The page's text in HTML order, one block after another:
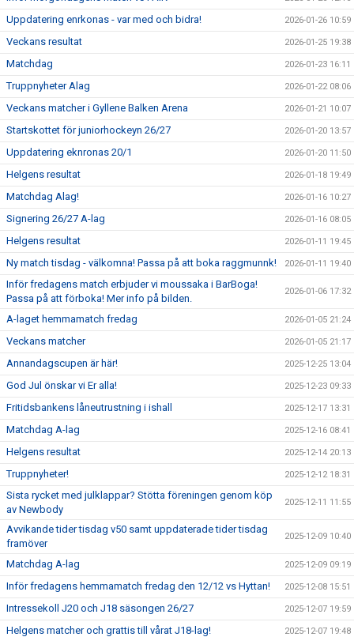
Uppdatering enrkonas - var med och bidra! 2026-01-26 10:59
Veckans resultat 2026-01-25 19:38
Matchdag 2026-01-23 16:11
Truppnyheter Alag 2026-01-22 08:06
Veckans matcher i Gyllene Balken Arena 2026-01-21 10:07
Startskottet för juniorhockeyn 26/27 2026-01-20 13:57
Uppdatering eknronas 20/1 2026-01-20 11:50
Helgens resultat 2026-01-18 19:49
Matchdag Alag! 2026-01-16 10:27
Signering 26/27 A-lag 2026-01-16 08:05
Helgens resultat 2026-01-11 19:45
Ny match tisdag - välkomna! Passa på att boka raggmunnk! 2026-01-11 19:40
Inför fredagens match erbjuder vi moussaka i BarBoga!
Passa på att förboka! Mer info på bilden.
2026-01-06 17:32
A-laget hemmamatch fredag 2026-01-05 21:24
Veckans matcher 2026-01-05 21:17
Annandagscupen är här! 2025-12-25 13:04
God Jul önskar vi Er alla! 2025-12-23 09:33
Fritidsbankens låneutrustning i ishall 2025-12-17 13:31
Matchdag A-lag 2025-12-16 08:41
Helgens resultat 2025-12-14 20:13
Truppnyheter! 2025-12-12 18:31
Sista rycket med julklappar? Stötta föreningen genom köp
av Newbody
2025-12-11 11:55
Avvikande tider tisdag v50 samt uppdaterade tider tisdag
framöver
2025-12-09 10:40
Matchdag A-lag 2025-12-09 09:19
Inför fredagens hemmamatch fredag den 12/12 vs Hyttan! 2025-12-08 15:51
Intressekoll J20 och J18 säsongen 26/27 2025-12-07 19:59
Helgens matcher och grattis till vårat J18-lag! 2025-12-07 19:48